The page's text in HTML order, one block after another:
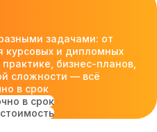
задачами: от
курсовых и дипломных
бизнес-планов,
сложности — всё
в срок
в срок